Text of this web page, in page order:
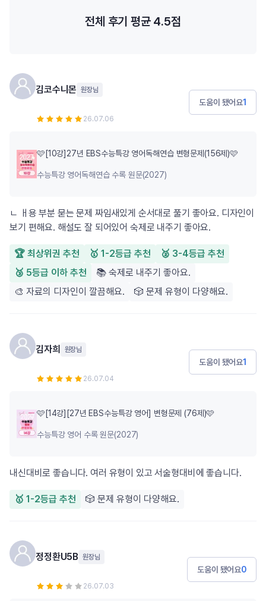
전체 후기 평균 4.5점
김코수니몬 원장님
26.07.06
도움이 됐어요1
🩷[10강]27년 EBS수능특강 영어독해연습 변형문제(156제)🩷
수능특강 영어독해연습 수록 원문(2027)
ㄴ ㅐ용 부분 묻는 문제 짜임새있게 순서대로 풀기 좋아요. 디자인이
보기 편해요. 해설도 잘 되어있어 숙제로 내주기 좋아요.
🏆 최상위권 추천 🥇 1-2등급 추천
🥈 3-4등급 추천
🥉 5등급 이하 추천
📚 숙제로 내주기 좋아요.
🎨 자료의 디자인이 깔끔해요.
🎲 문제 유형이 다양해요.
김자희 원장님
26.07.04
도움이 됐어요1
🩷[14강][27년 EBS수능특강 영어] 변형문제 (76제)🩷
수능특강 영어 수록 원문(2027)
내신대비로 좋습니다. 여러 유형이 있고 서술형대비에 좋습니다.
🥇 1-2등급 추천 🎲 문제 유형이 다양해요.
정정환U5B 원장님
26.07.03
도움이 됐어요0